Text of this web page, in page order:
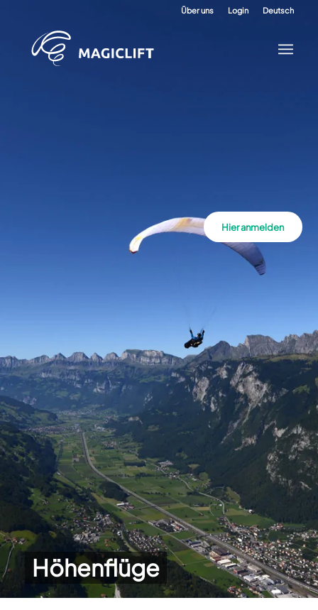
Über uns Login Deutsch
Höhenflüge
Hier anmelden